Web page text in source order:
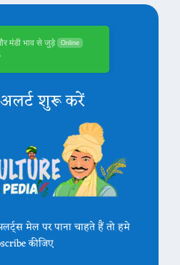
मंडी भाव से जुड़े Online
शुरू करें
मेल पर पाना चाहते हैं तो हमे
कीजिए